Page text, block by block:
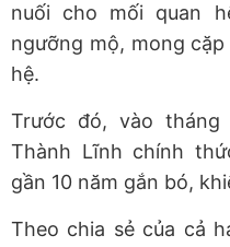
nuối cho mối quan
ngưỡng mộ, mong
hệ.
Trước đó, vào tháng
Thành Lĩnh chính
gần 10 năm gắn bó,
Theo chia sẻ của cả